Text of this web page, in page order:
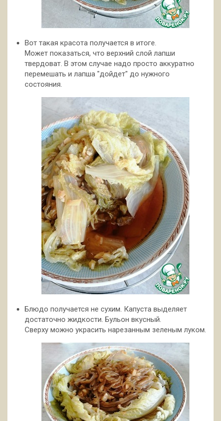
Вот такая красота получается в итоге.
Может показаться, что верхний слой лапши
твердоват. В этом случае надо просто аккуратно
перемешать и лапша "дойдет" до нужного
состояния.
Блюдо получается не сухим. Капуста выделяет
достаточно жидкости. Бульон вкусный.
Сверху можно украсить нарезанным зеленым луком.